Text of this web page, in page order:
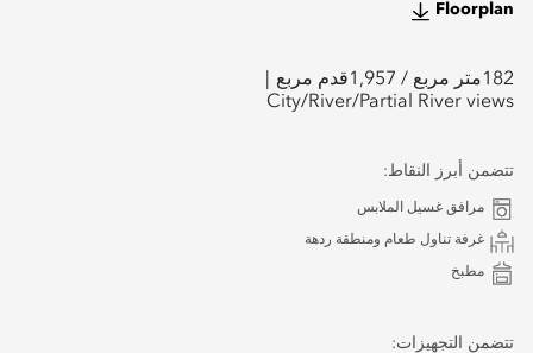
Floorplan
182متر مربع / 1,957قدم مربع
City/River/Partial River views
تتضمن أبرز النقاط:
مرافق غسيل الملابس
غرفة تناول طعام ومنطقة ردهة
مطبخ
تتضمن التجهيزات: